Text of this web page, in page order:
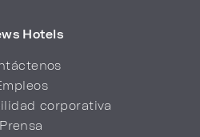
Hotels
corporativa
Prensa